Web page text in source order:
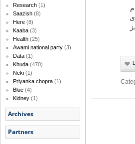
Research (1)
Saazish (8)
Here (8)
Kaaba (3)
Health (25)
Awami national party (3)
Data (1)
Khuda (470)
Neki (1)
Priyanka chopra (1)
Blue (4)
Kidney (1)
Archives
Partners